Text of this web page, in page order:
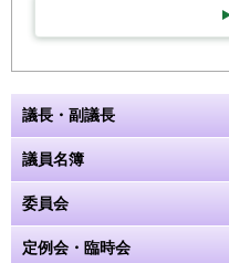
議長・副議長
議員名簿
委員会
定例会・臨時会